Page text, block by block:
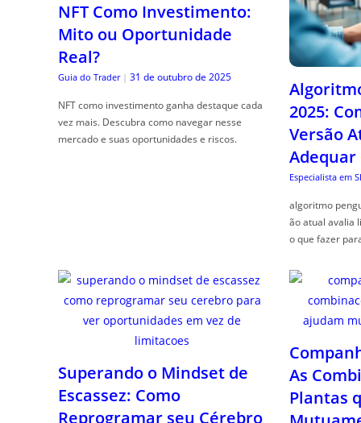
NFT Como Investimento:
Mito ou Oportunidade
Real?
Guia do Trader | 31 de outubro de 2025
NFT como investimento ganha destaque cada
vez mais. Descubra como navegar nesse
mercado e suas oportunidades e riscos.
2025:
Versão
Adequar
Especialista em
algoritmo
ão atual avalia
o que fazer
Superando o Mindset de
Escassez: Como
Reprogramar seu Cérebro
As
Plantas